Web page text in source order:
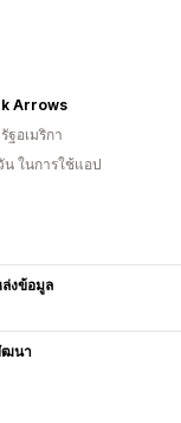
Arrows
ฐอเมริกา
น ในการใช้แอป
งข้อมูล
นา